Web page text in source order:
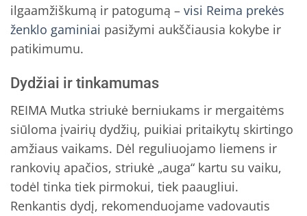
ilgaamžiškumą ir patogumą – visi Reima prekės
ženklo gaminiai pasižymi aukščiausia kokybe ir
patikimumu.
Dydžiai ir tinkamumas
REIMA Mutka striukė berniukams ir mergaitėms
siūloma įvairių dydžių, puikiai pritaikytų skirtingo
amžiaus vaikams. Dėl reguliuojamo liemens ir
rankovių apačios, striukė „auga“ kartu su vaiku,
todėl tinka tiek pirmokui, tiek paaugliui.
Renkantis dydį, rekomenduojame vadovautis